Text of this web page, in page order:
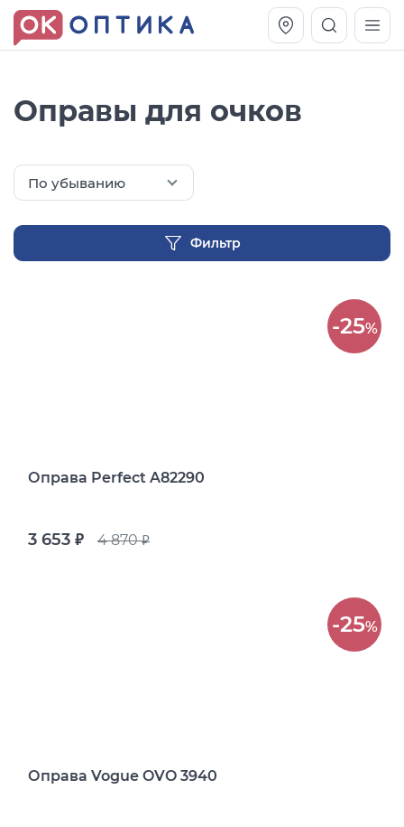
Оправы для очков
По убыванию
Фильтр
-25%
Оправа Perfect A82290
3 653 руб. 4 870руб.
-25%
Оправа Vogue OVO 3940
Оправа Vogue OVO 4025